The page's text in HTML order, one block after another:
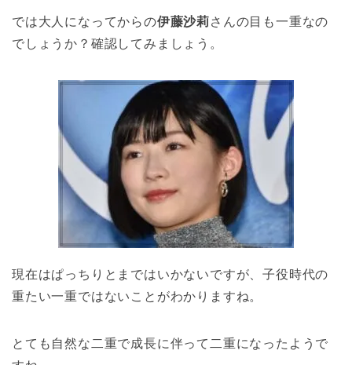
では大人になってからの伊藤沙莉さんの目も一重なの
でしょうか？確認してみましょう。
現在はぱっちりとまではいかないですが、子役時代の
重たい一重ではないことがわかりますね。
とても自然な二重で成長に伴って二重になったようで